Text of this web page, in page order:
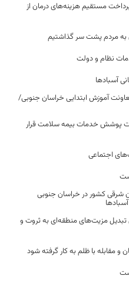
مستقیم هزینه‌های درمان از
به مردم پشت سر گذاشتیم
نظام و دولت
آسبادها
آموزش ابتدایی خراسان جنوبی/
تحت پوشش خدمات بیمه سلامت قرار
اجتماعی
شرقی کشور در خراسان جنوبی
مزیت‌های منطقه‌ای به ثروت و
مقابله با ظلم به کار گرفته شود